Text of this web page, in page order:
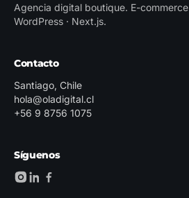
Agencia digital boutique. E-commerce
WordPress · Next.js.
Contacto
Santiago, Chile
hola@oladigital.cl
+56 9 8756 1075
Síguenos